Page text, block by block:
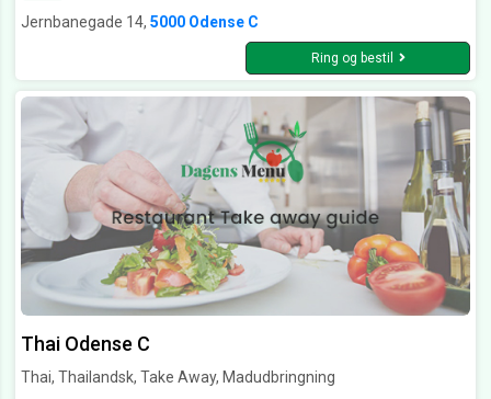
Jernbanegade 14, 5000 Odense C
Ring og bestil
Thai Odense C
Thai, Thailandsk, Take Away, Madudbringning